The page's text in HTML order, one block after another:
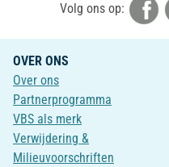
Volg ons op:
OVER ONS
Over ons
Partnerprogramma
VBS als merk
Verwijdering &
Milieuvoorschriften